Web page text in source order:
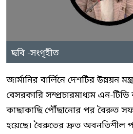
ছবি -সংগৃহীত
জার্মানির বার্লিনে দেশটির উন্নয়ন
বেসরকারি সম্প্রচারমাধ্যম এন-টিভি
কাছাকাছি পৌঁছানোর পর বৈরুত
হয়েছে। বৈরুতের দ্রুত অবনতিশীল